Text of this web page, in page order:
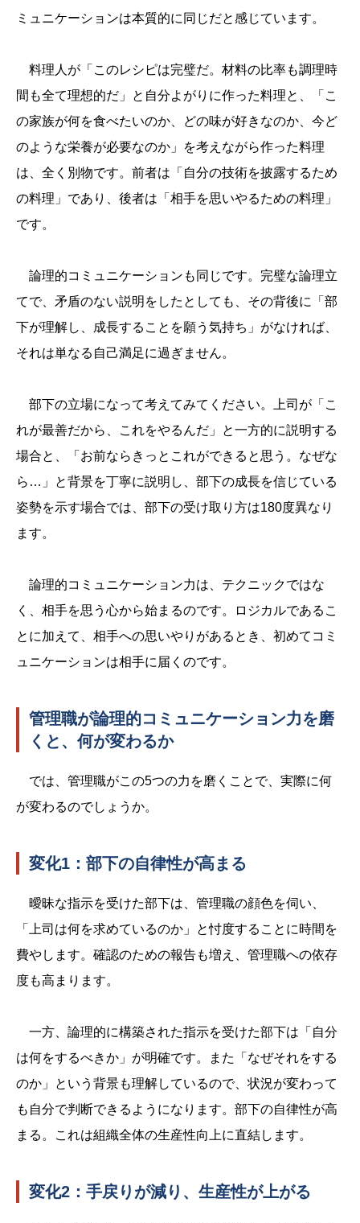
ミュニケーションは本質的に同じだと感じています。
料理人が「このレシピは完璧だ。材料の比率も調理時
間も全て理想的だ」と自分よがりに作った料理と、「こ
の家族が何を食べたいのか、どの味が好きなのか、今ど
のような栄養が必要なのか」を考えながら作った料理
は、全く別物です。前者は「自分の技術を披露するため
の料理」であり、後者は「相手を思いやるための料理」
です。
論理的コミュニケーションも同じです。完璧な論理立
てで、矛盾のない説明をしたとしても、その背後に「部
下が理解し、成長することを願う気持ち」がなければ、
それは単なる自己満足に過ぎません。
部下の立場になって考えてみてください。上司が「こ
れが最善だから、これをやるんだ」と一方的に説明する
場合と、「お前ならきっとこれができると思う。なぜな
ら…」と背景を丁寧に説明し、部下の成長を信じている
姿勢を示す場合では、部下の受け取り方は180度異なり
ます。
論理的コミュニケーション力は、テクニックではな
く、相手を思う心から始まるのです。ロジカルであるこ
とに加えて、相手への思いやりがあるとき、初めてコミ
ュニケーションは相手に届くのです。
管理職が論理的コミュニケーション力を磨
くと、何が変わるか
では、管理職がこの5つの力を磨くことで、実際に何
が変わるのでしょうか。
変化1：部下の自律性が高まる
曖昧な指示を受けた部下は、管理職の顔色を伺い、
「上司は何を求めているのか」と忖度することに時間を
費やします。確認のための報告も増え、管理職への依存
度も高まります。
一方、論理的に構築された指示を受けた部下は「自分
は何をするべきか」が明確です。また「なぜそれをする
のか」という背景も理解しているので、状況が変わって
も自分で判断できるようになります。部下の自律性が高
まる。これは組織全体の生産性向上に直結します。
変化2：手戻りが減り、生産性が上がる